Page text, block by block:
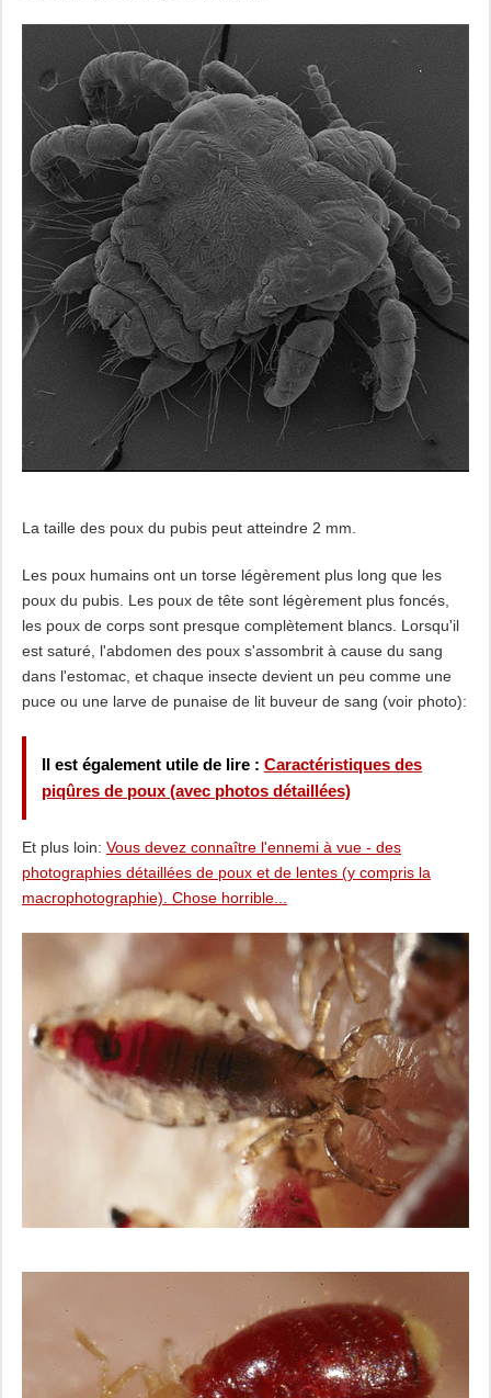
La taille des poux du pubis peut atteindre 2 mm.
Les poux humains ont un torse légèrement plus long que les
poux du pubis. Les poux de tête sont légèrement plus foncés,
les poux de corps sont presque complètement blancs. Lorsqu'il
est saturé, l'abdomen des poux s'assombrit à cause du sang
dans l'estomac, et chaque insecte devient un peu comme une
puce ou une larve de punaise de lit buveur de sang (voir photo):
Il est également utile de lire : Caractéristiques des
piqûres de poux (avec photos détaillées)
Et plus loin: Vous devez connaître l'ennemi à vue - des
photographies détaillées de poux et de lentes (y compris la
macrophotographie). Chose horrible...